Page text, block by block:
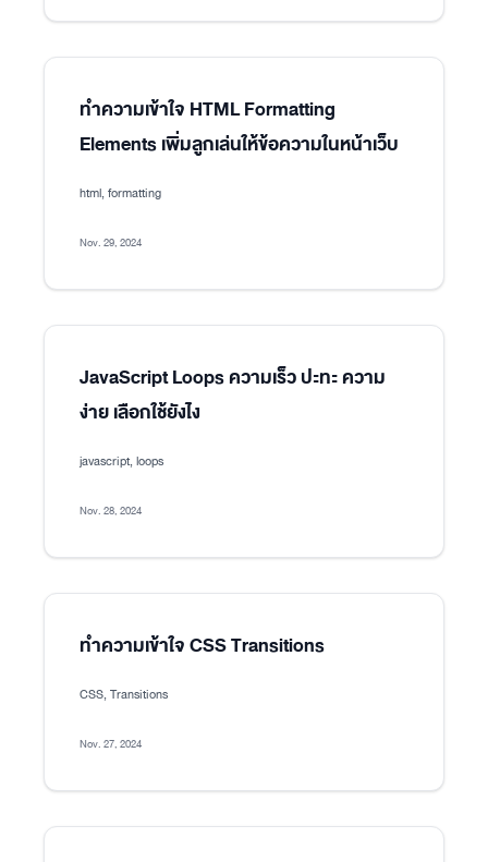
ทำความเข้าใจ HTML Formatting
Elements เพิ่มลูกเล่นให้ข้อความในหน้าเว็บ
html, formatting
Nov. 29, 2024
JavaScript Loops ความเร็ว ปะทะ ความ
ง่าย เลือกใช้ยังไง
javascript, loops
Nov. 28, 2024
ทำความเข้าใจ CSS Transitions
CSS, Transitions
Nov. 27, 2024